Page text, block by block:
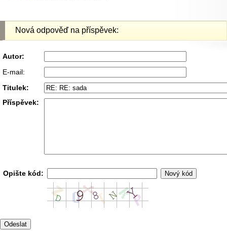
Nová odpověď na příspěvek:
Autor:
E-mail:
Titulek:
Příspěvek:
Opište kód: